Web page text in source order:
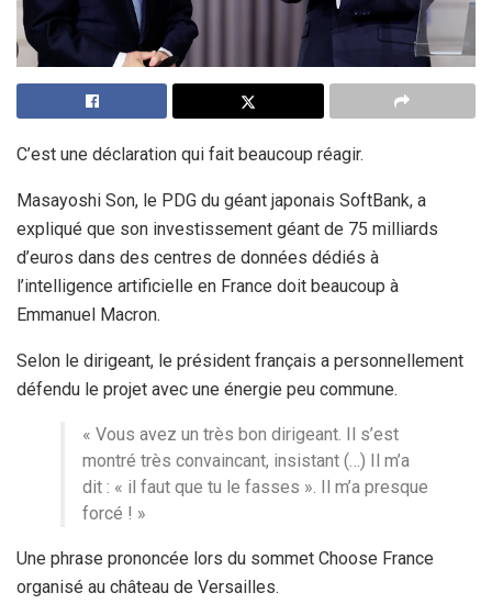
C’est une déclaration qui fait beaucoup réagir.
Masayoshi Son, le PDG du géant japonais SoftBank, a
expliqué que son investissement géant de 75 milliards
d’euros dans des centres de données dédiés à
l’intelligence artificielle en France doit beaucoup à
Emmanuel Macron.
Selon le dirigeant, le président français a personnellement
défendu le projet avec une énergie peu commune.
« Vous avez un très bon dirigeant. Il s’est
montré très convaincant, insistant (…) Il m’a
dit : « il faut que tu le fasses ». Il m’a presque
forcé ! »
Une phrase prononcée lors du sommet Choose France
organisé au château de Versailles.